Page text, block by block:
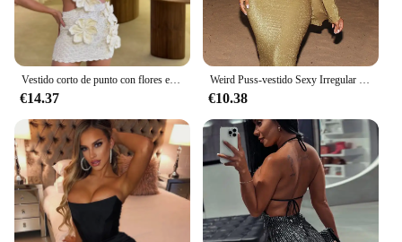
Vestido corto de punto con flores en 3d para verano, minivestido Sexy ajustado con cuello Halter, sin mangas, Espalda descubierta, para fiesta y vacaciones, 2024
€14.37
Weird Puss-vestido Sexy Irregular para mujer, elegante, brillante, manga acampanada, Bodycon para fiesta de cumpleaños y medianoche, 2024
€10.38